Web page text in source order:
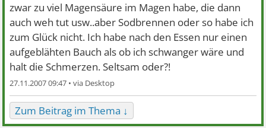
zwar zu viel Magensäure im Magen habe, die dann
auch weh tut usw..aber Sodbrennen oder so habe ich
zum Glück nicht. Ich habe nach den Essen nur einen
aufgeblähten Bauch als ob ich schwanger wäre und
halt die Schmerzen. Seltsam oder?!
27.11.2007 09:47 •
Zum Beitrag im Thema ↓